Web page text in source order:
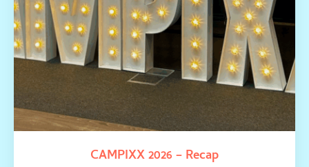
CAMPIXX 2026 – Recap